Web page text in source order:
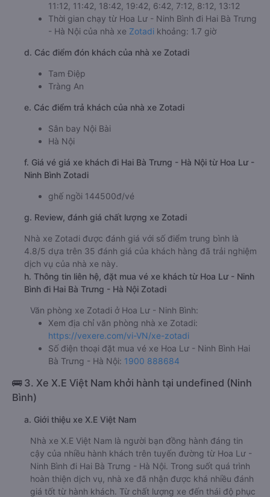
11:12, 11:42, 18:42, 19:42, 6:42, 7:12, 8:12, 13:12
Thời gian chạy từ Hoa Lư - Ninh Bình đi Hai Bà Trưng
- Hà Nội của nhà xe Zotadi khoảng: 1.7 giờ
d. Các điểm đón khách của nhà xe Zotadi
Tam Điệp
Tràng An
e. Các điểm trả khách của nhà xe Zotadi
Sân bay Nội Bài
Hà Nội
f. Giá vé giá xe khách đi Hai Bà Trưng - Hà Nội từ Hoa Lư -
Ninh Bình Zotadi
ghế ngồi 144500đ/vé
g. Review, đánh giá chất lượng xe Zotadi
Nhà xe Zotadi được đánh giá với số điểm trung bình là
4.8/5 dựa trên 35 đánh giá của khách hàng đã trải nghiệm
dịch vụ của nhà xe này.
h. Thông tin liên hệ, đặt mua vé xe khách từ Hoa Lư - Ninh
Bình đi Hai Bà Trưng - Hà Nội Zotadi
Văn phòng xe Zotadi ở Hoa Lư - Ninh Bình:
Xem địa chỉ văn phòng nhà xe Zotadi:
https://vexere.com/vi-VN/xe-zotadi
Số điện thoại đặt mua vé xe Hoa Lư - Ninh Bình Hai
Bà Trưng - Hà Nội: 1900 888684
🚌 3. Xe X.E Việt Nam khởi hành tại undefined (Ninh
Bình)
a. Giới thiệu xe X.E Việt Nam
Nhà xe X.E Việt Nam là người bạn đồng hành đáng tin
cậy của nhiều hành khách trên tuyến đường từ Hoa Lư -
Ninh Bình đi Hai Bà Trưng - Hà Nội. Trong suốt quá trình
hoàn thiện dịch vụ, nhà xe đã nhận được khá nhiều đánh
giá tốt từ hành khách. Từ chất lượng xe đến thái độ phục